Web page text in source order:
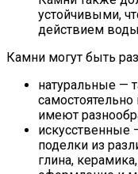
устойчивыми,
действием
Камни могут быть
натуральные —
имеют
искусственные
поделки из
глина,